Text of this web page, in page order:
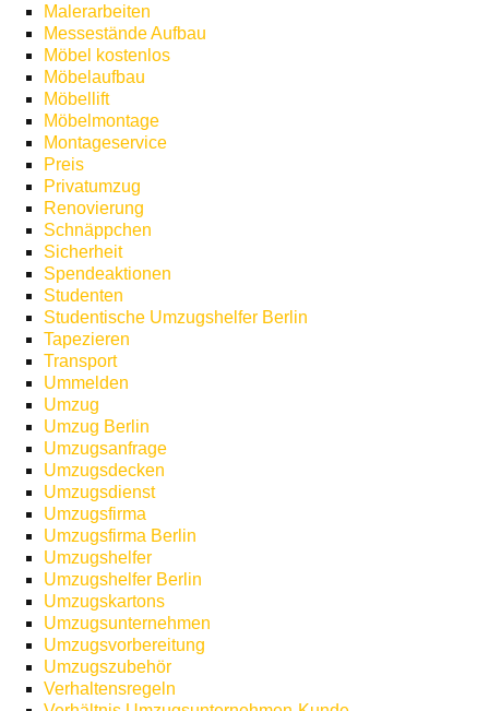
Malerarbeiten
Messestände Aufbau
Möbel kostenlos
Möbelaufbau
Möbellift
Möbelmontage
Montageservice
Preis
Privatumzug
Renovierung
Schnäppchen
Sicherheit
Spendeaktionen
Studenten
Studentische Umzugshelfer Berlin
Tapezieren
Transport
Ummelden
Umzug
Umzug Berlin
Umzugsanfrage
Umzugsdecken
Umzugsdienst
Umzugsfirma
Umzugsfirma Berlin
Umzugshelfer
Umzugshelfer Berlin
Umzugskartons
Umzugsunternehmen
Umzugsvorbereitung
Umzugszubehör
Verhaltensregeln